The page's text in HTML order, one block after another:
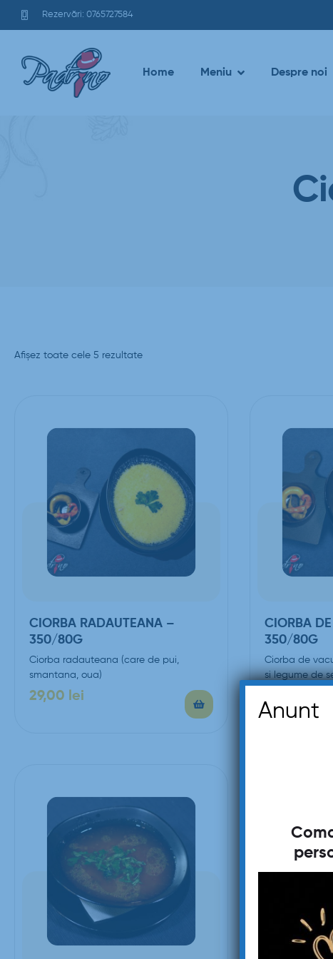
Rezervări: 0765727584
Home Meniu Despre noi
Afișez toate cele 5 rezultate
CIORBA RADAUTEANA –
350/80G
Ciorba radauteana (care de pui,
smantana, oua)
29,00 lei
CIORBA
350/80G
Ciorba de
si legume de
Anunt